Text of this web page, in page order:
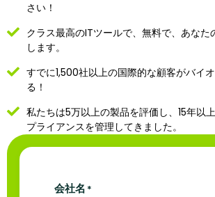
さい！
クラス最高のITツールで、無料で、あなた
します。
すでに1,500社以上の国際的な顧客がバイ
る！
私たちは5万以上の製品を評価し、15年以
プライアンスを管理してきました。
会社名 *